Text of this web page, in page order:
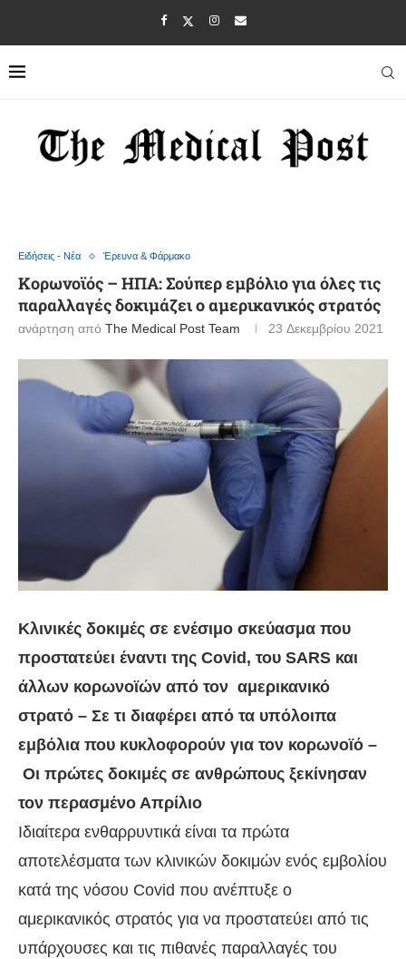
Ειδήσεις - Νέα Έρευνα & Φάρμακο
Κορωνοϊός – ΗΠΑ: Σούπερ εμβόλιο για όλες τις
παραλλαγές δοκιμάζει ο αμερικανικός στρατός
ανάρτηση από The Medical Post Team 23 Δεκεμβρίου 2021
Κλινικές δοκιμές σε ενέσιμο σκεύασμα που
προστατεύει έναντι της Covid, του SARS και
άλλων κορωνοϊών από τον αμερικανικό
στρατό – Σε τι διαφέρει από τα υπόλοιπα
εμβόλια που κυκλοφορούν για τον κορωνοϊό –
Οι πρώτες δοκιμές σε ανθρώπους ξεκίνησαν
τον περασμένο Απρίλιο
Ιδιαίτερα ενθαρρυντικά είναι τα πρώτα
αποτελέσματα των κλινικών δοκιμών ενός εμβολίου
κατά της νόσου Covid που ανέπτυξε ο
αμερικανικός στρατός για να προστατεύει από τις
υπάρχουσες και τις πιθανές παραλλαγές του